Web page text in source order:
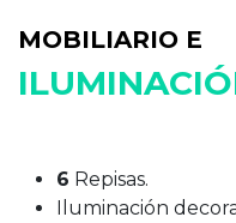
MOBILIARIO E
6 Repisas.
Iluminación